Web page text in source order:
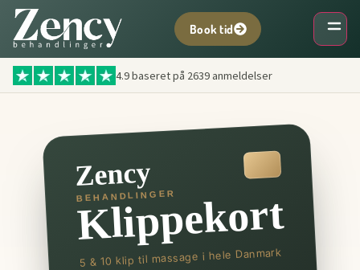
Book tid
4.9 baseret på 2639 anmeldelser
Zency
BEHANDLINGER
Klippekort
5 & 10 klip til massage i hele Danmark